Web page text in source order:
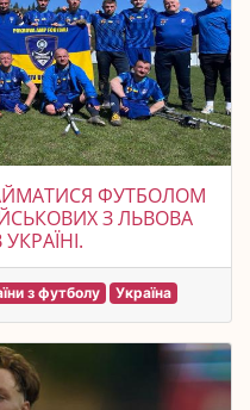
ФУТБОЛОМ
З ЛЬВОВА
з футболу Україна